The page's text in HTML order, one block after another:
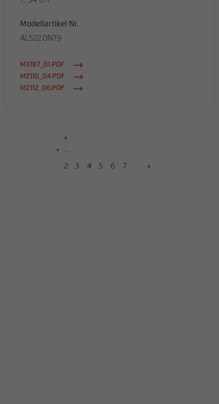
Modellartikel Nr.
AL522.0N79
M3187_01.PDF
MZ110_04.PDF
MZ112_06.PDF
«
....
2 3 4 5 6 7 .... »